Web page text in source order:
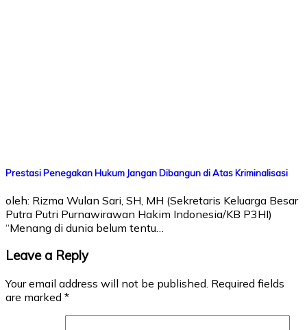
Prestasi Penegakan Hukum Jangan Dibangun di Atas Kriminalisasi
oleh: Rizma Wulan Sari, SH, MH (Sekretaris Keluarga Besar
Putra Putri Purnawirawan Hakim Indonesia/KB P3HI)
“Menang di dunia belum tentu…
Leave a Reply
Your email address will not be published. Required fields
are marked *